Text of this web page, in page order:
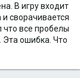
В игру входит
сворачивается
что все пробелы
Эта ошибка. Что